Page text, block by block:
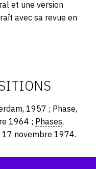
et une version
avec sa revue en
1957 ; Phase,
1964 ; Phases,
novembre 1974.